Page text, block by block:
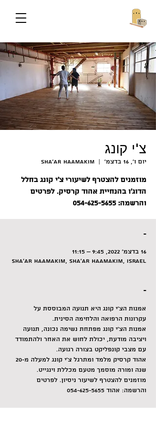
צ'י קונג
יום ו׳, 16 בדצמ׳
  |
Sha'ar HaAmakim
מוזמנים להצטרף לשיעורי צ'י קונג בחלל
הדוג'ו בהנחיית אהוד קרסיק. לפרטים
והרשמה: 054-625-5655
-
16 בדצמ׳ 2022, 9:45 – 11:15
Sha'ar HaAmakim, Sha'ar HaAmakim, Israel
-
אמנות הצ'י קונג היא תנועה המבוססת על
עקרונות הרפואה והלחימה הסינית.
אמנות הצ'י קונג מפתחת נשימה נכונה, תנועה
ויציבה מודעת, יכולת לחוש את האחר ולהתמודד
עם מצבי קונפליקט בצורה רגועה.
שנה ומורה מוסמך מטעם מכללת וינגייט.
מוזמנים להצטרף לשיעור ניסיון. לפרטים
והרשמה: אהוד 054-625-5655